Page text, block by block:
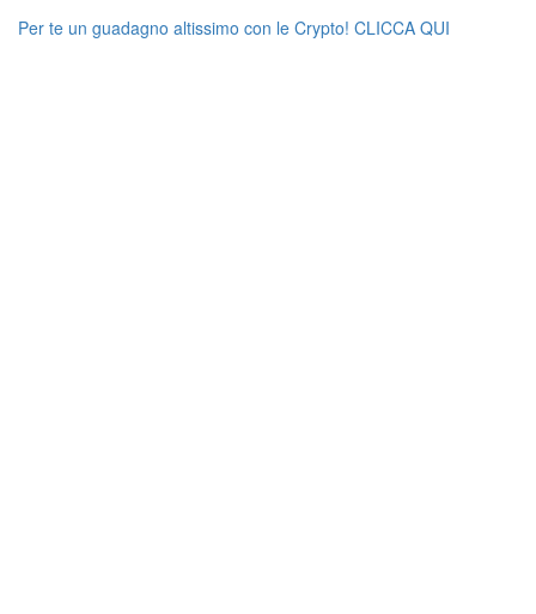
Per te un guadagno altissimo con le Crypto! CLICCA QUI